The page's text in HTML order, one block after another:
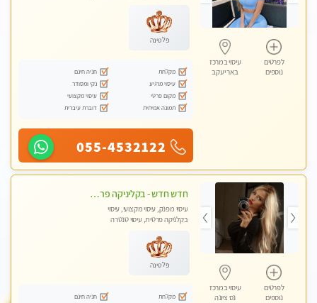
לפרטים
נוספים
עיסוי במרכז
באר יעקב
פלטינה
מקלחת
חניה חינם
עיסוי מרגיע
נקי ומסודר
מקום פרטי
עיסוי מקצועי
תמונה אמיתית
דוברת עיברית
055-4532122
לפרטים
נוספים
עיסוי במרכז
נס ציונה
חדש חדש - בקליניקה פרטית בחולון עיסוי לחידוש אנרגיות עיסוי חלומי מומלץ מאוד-ללא מין! highly recommended new in the city
עיסוי מפנק, עיסוי מקצועי, עיסוי
בקלניקה פרטית, עיסוי טנטרה
פלטינה
מקלחת
חניה חינם